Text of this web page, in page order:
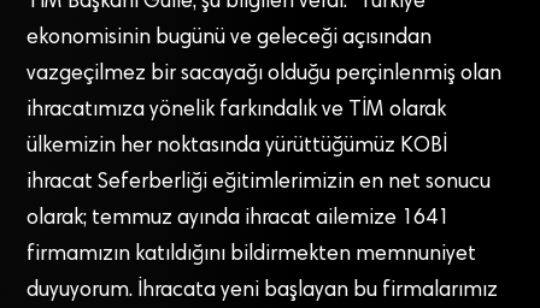
ekonomisinin bugünü ve geleceği açısından
vazgeçilmez bir sacayağı olduğu perçinlenmiş olan
ihracatımıza yönelik farkındalık ve TİM olarak
ülkemizin her noktasında yürüttüğümüz KOBİ
ihracat Seferberliği eğitimlerimizin en net sonucu
olarak; temmuz ayında ihracat ailemize 1641
firmamızın katıldığını bildirmekten memnuniyet
duyuyorum. İhracata yeni başlayan bu firmalarımız